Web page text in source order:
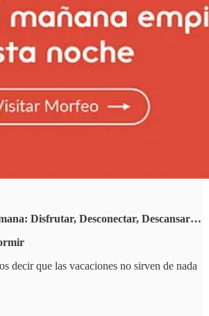
Disfrutar, Desconectar, Descansar…
decir que las vacaciones no sirven de nada